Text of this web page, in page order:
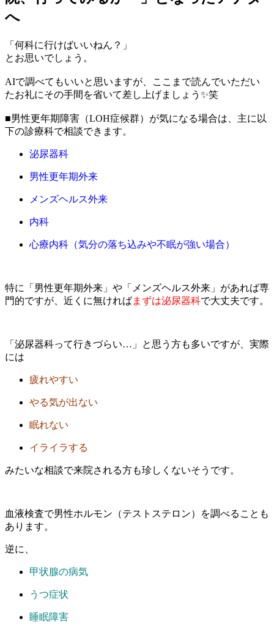
へ
「何科に行けばいいねん？」
とお思いでしょう。
AIで調べてもいいと思いますが、ここまで読んでいただい
たお礼にその手間を省いて差し上げましょう✨笑
■男性更年期障害（LOH症候群）が気になる場合は、主に以
下の診療科で相談できます。
泌尿器科
男性更年期外来
メンズヘルス外来
内科
心療内科（気分の落ち込みや不眠が強い場合）
特に「男性更年期外来」や「メンズヘルス外来」があれば専
門的ですが、近くに無ければまずは泌尿器科で大丈夫です。
「泌尿器科って行きづらい…」と思う方も多いですが、実際
には
疲れやすい
やる気が出ない
眠れない
イライラする
みたいな相談で来院される方も珍しくないそうです。
血液検査で男性ホルモン（テストステロン）を調べることも
あります。
逆に、
甲状腺の病気
うつ症状
睡眠障害